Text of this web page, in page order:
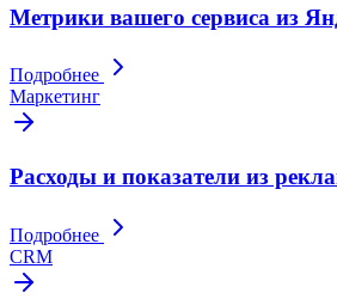
Метрики вашего сервиса из
Подробнее
Маркетинг
Расходы и показатели из
Подробнее
CRM